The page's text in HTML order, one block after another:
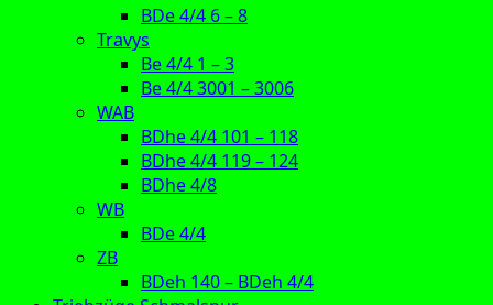
BDe 4/4 6 – 8
Travys
Be 4/4 1 – 3
Be 4/4 3001 – 3006
WAB
BDhe 4/4 101 – 118
BDhe 4/4 119 – 124
BDhe 4/8
WB
BDe 4/4
ZB
BDeh 140 – BDeh 4/4